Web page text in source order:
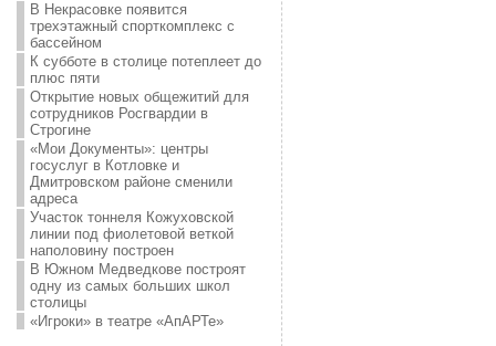
В Некрасовке появится
трехэтажный спорткомплекс с
бассейном
К субботе в столице потеплеет до
плюс пяти
Открытие новых общежитий для
сотрудников Росгвардии в
Строгине
«Мои Документы»: центры
госуслуг в Котловке и
Дмитровском районе сменили
адреса
Участок тоннеля Кожуховской
линии под фиолетовой веткой
наполовину построен
В Южном Медведкове построят
одну из самых больших школ
столицы
«Игроки» в театре «АпАРТе»